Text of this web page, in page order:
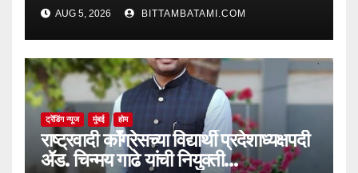
AUG 5, 2026 BITTAMBATAMI.COM
ट्रेंडिंग न्यूज मुंबई होम
राष्ट्रवादी काँग्रेसच्या विद्यार्थी प्रदेशाध्यक्षपदी
ॲड. चिन्मय गाढे यांची नियुक्ती…